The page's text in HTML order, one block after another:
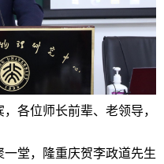
各位师长前辈、老领导，
堂，隆重庆贺李政道先生